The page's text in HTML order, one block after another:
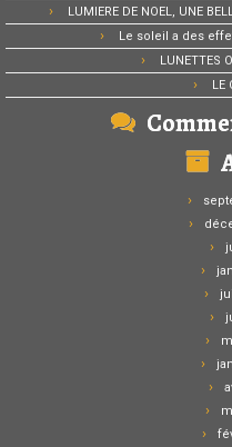
LUMIERE DE NOEL, UNE
Le soleil a des
LUNETTES
LE